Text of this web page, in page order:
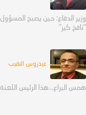
وزير الدفاع: حين يصبح المسؤول
"نافخ كير"
عيدروس النقيب
همس اليراع...هذا الرئيس اللعنة